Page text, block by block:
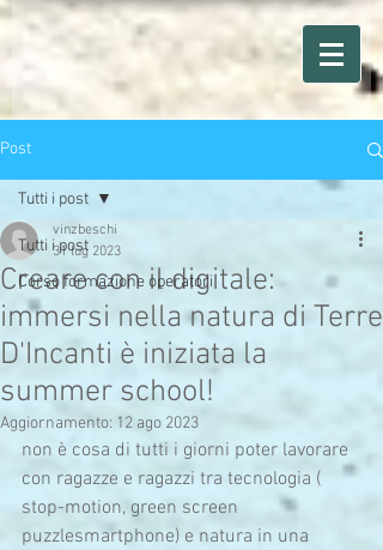
Post
Tutti i post
Corso formazione operatori
Tutti i post
Creare con il digitale:
immersi nella natura di Terre
D'Incanti è iniziata la
summer school!
vinzbeschi
31 lug 2023
Aggiornamento: 12 ago 2023
non è cosa di tutti i giorni poter lavorare
con ragazze e ragazzi tra tecnologia (
stop-motion, green screen
puzzlesmartphone) e natura in una